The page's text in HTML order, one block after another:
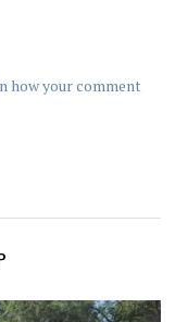
how your comment